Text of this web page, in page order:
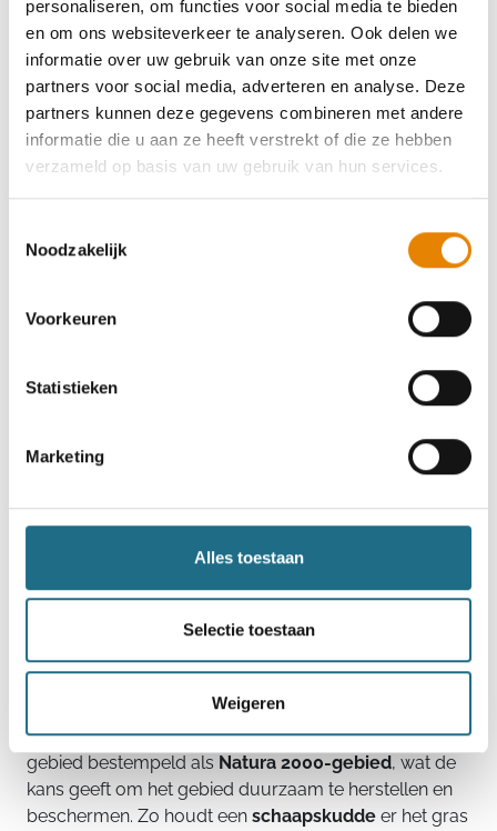
personaliseren, om functies voor social media te bieden
en om ons websiteverkeer te analyseren. Ook delen we
informatie over uw gebruik van onze site met onze
partners voor social media, adverteren en analyse. Deze
partners kunnen deze gegevens combineren met andere
informatie die u aan ze heeft verstrekt of die ze hebben
verzameld op basis van uw gebruik van hun services.
Noodzakelijk
Voorkeuren
Statistieken
Marketing
Alles toestaan
Selectie toestaan
Weigeren
Gelderland. De Veluwezoom wordt al sinds 1930
beschermd als Nationaal Park en teltruim 5.000
hectare aan prachtige natuur. Het licht glooiende
gebied maakt trouwens deel uit van een het grote
aaneengeslotennatuurgebied De Veluwe. Het is de
habitat voor tal van wilde dieren als wilde zwijnen,
heideheuvels bij de Posbank
, een droom voor
. Vertrek voor een wandeltocht vanuit het
wandeling samen op het wandelnetwerk
Lemelerberg: heideparel bij Zwolle
In de buurt van Zwolle vind je op De Lemelerberg nog
zo’n echte heideparel. Niet voor niets heeft Europa dit
gebied bestempeld als Natura 2000-gebied, wat de
kans geeft om het gebied duurzaam te herstellen en
beschermen. Zo houdt een schaapskudde er het gras